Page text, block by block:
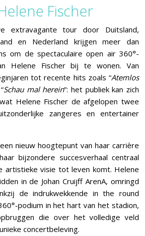
Fischer
extravagante tour door Duitsland,
en Nederland krijgen meer dan
om de spectaculaire open air 360°-
Helene Fischer bij te wonen. Van
tot recente hits zoals “Atemlos
Schau mal herein”: het publiek kan zich
Helene Fischer de afgelopen twee
zangeres en entertainer
nieuw hoogtepunt van haar carrière
bijzondere succesverhaal centraal
artistieke visie tot leven komt. Helene
in de Johan Cruijff ArenA, omringd
de indrukwekkende in the round
podium in het hart van het stadion,
die over het volledige veld
concertbeleving.